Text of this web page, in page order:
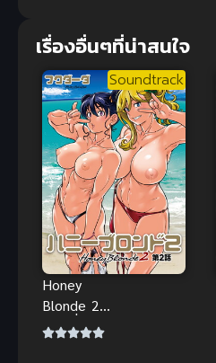
เรื่องอื่นๆที่น่าสนใจ
Soundtrack
Honey
Blonde 2
ตอนที่ 1-3